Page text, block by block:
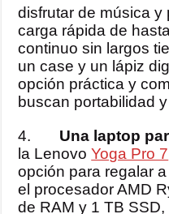
disfrutar de música y
carga rápida de
continuo sin largos
un case y un lápiz
opción práctica y
buscan portabilidad
4. Una laptop
la LenovoYoga Pro 7
opción para regalar
el procesador AMD
de RAM y 1 TB